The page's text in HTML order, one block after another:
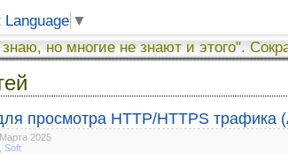
Language ▼
но многие не знают и этого".
просмотра HTTP/HTTPS трафика
2025
Soft